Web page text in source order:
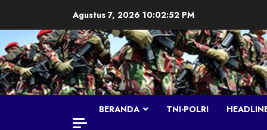
content
Agustus 7, 2026 10:02:53 PM
BERANDA TNI-POLRI